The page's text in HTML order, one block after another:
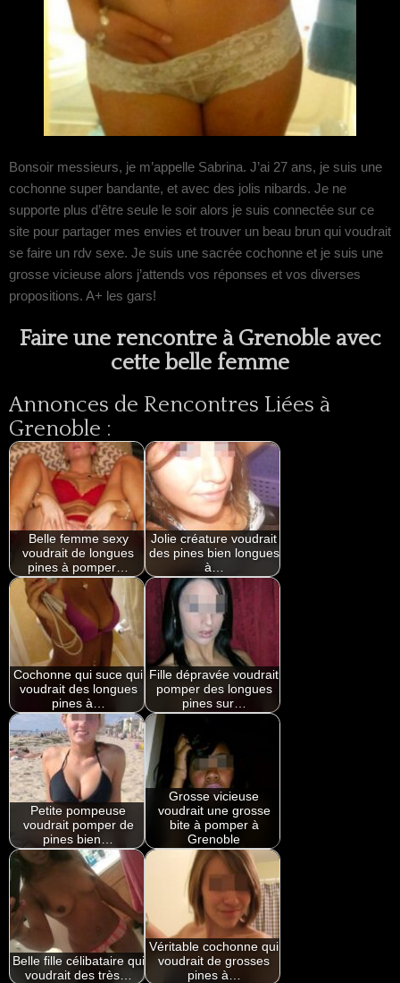
Bonsoir messieurs, je m’appelle Sabrina. J’ai 27 ans, je suis une
cochonne super bandante, et avec des jolis nibards. Je ne
supporte plus d’être seule le soir alors je suis connectée sur ce
site pour partager mes envies et trouver un beau brun qui voudrait
se faire un rdv sexe. Je suis une sacrée cochonne et je suis une
grosse vicieuse alors j’attends vos réponses et vos diverses
propositions. A+ les gars!
Faire une rencontre à Grenoble avec
cette belle femme
Annonces de Rencontres Liées à
Grenoble :
Belle femme sexy
voudrait de longues
pines à pomper…
Jolie créature voudrait
des pines bien longues
à…
Cochonne qui suce qui
voudrait des longues
pines à…
Fille dépravée voudrait
pomper des longues
pines sur…
Petite pompeuse
voudrait pomper de
pines bien…
Grosse vicieuse
voudrait une grosse
bite à pomper à
Grenoble
Belle fille célibataire qui
voudrait des très…
Véritable cochonne qui
voudrait de grosses
pines à…